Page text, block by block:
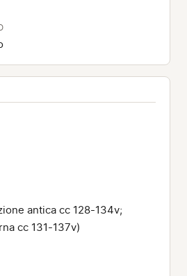
antica cc 128-134v;
cc 131-137v)